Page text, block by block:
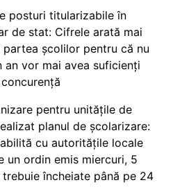
posturi titularizabile în
de stat: Cifrele arată mai
școlilor pentru că nu
vor mai avea suficienți
pentru unitățile de
planul de școlarizare:
cu autoritățile locale
un ordin emis miercuri, 5
încheiate până pe 24